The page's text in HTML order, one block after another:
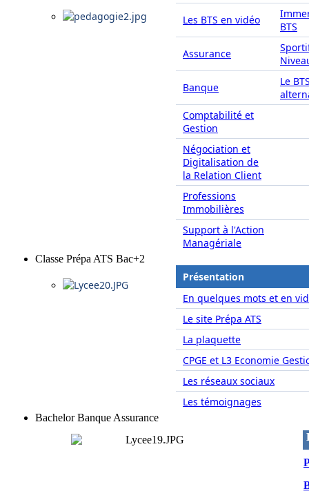
Les BTS en vidéo
BTS
Assurance
Banque
Le
Comptabilité et
Gestion
Négociation et
Digitalisation de
la Relation Client
Professions
Immobilières
Support à l'Action
Managériale
Classe Prépa ATS Bac+2
Présentation
En quelques mots et en
Le site Prépa ATS
La plaquette
CPGE et L3 Economie
Les réseaux sociaux
Les témoignages
Bachelor Banque Assurance